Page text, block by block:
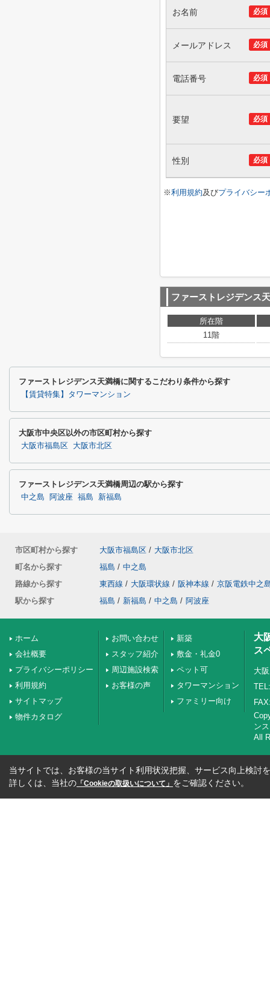
必須
お名前
必須
メールアドレス
必須
電話番号
必須
要望
必須
性別
※利用規約及びプライバシー
ファーストレジデンス
所在階
11階
ファーストレジデンス天満橋に関するこだわり条件から探す
【賃貸特集】タワーマンション
大阪市中央区以外の市区町村から探す
大阪市福島区 大阪市北区
ファーストレジデンス天満橋周辺の駅から探す
中之島 阿波座 福島 新福島
市区町村から探す 大阪市福島区 / 大阪市北区
町名から探す
福島 / 中之島
路線から探す
東西線 / 大阪環状線 / 阪神本線 / 京阪電鉄中之
駅から探す
福島 / 新福島 / 中之島 / 阿波座
ホーム
会社概要
プライバシーポリシー
利用規約
サイトマップ
物件カタログ
お問い合わせ
スタッフ紹介
周辺施設検索
お客様の声
新築
敷金・礼金0
ペット可
タワーマンション
ファミリー向け
大
ス
大
ンス
All
当サイトでは、お客様の当サイト利用状況把握、サービス向上検討
詳しくは、当社の 「Cookieの取扱いについて」 をご確認ください。